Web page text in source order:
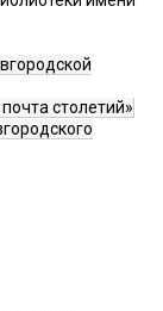
столетий»